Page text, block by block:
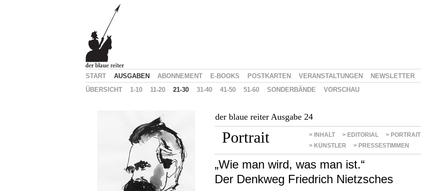
START AUSGABEN ABONNEMENT E-BOOKS POSTKARTEN VERANSTALTUNGEN
NEWSLETTER
ÜBERSICHT
1-10 11-20 21-30 31-40 41-50 51-60 SONDERBÄNDE VORSCHAU
der blaue reiter Ausgabe 24
Portrait > INHALT > EDITORIAL > PORTRAIT
> KÜNSTLER
> PRESSESTIMMEN
„Wie man wird, was man ist.“
Der Denkweg Friedrich Nietzsches